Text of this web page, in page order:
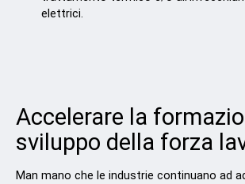
elettrici.
Accelerare la
sviluppo della forza
Man mano che le industrie continuano ad